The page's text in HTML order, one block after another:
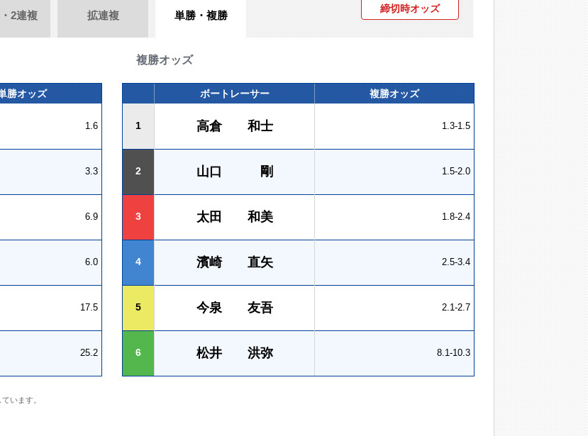
2連複 拡連複 単勝・複勝
締切時オッズ
勝オッズ
1.6
3.3
6.9
6.0
17.5
25.2
複勝オッズ
ボートレーサー 複勝オッズ
1 高倉 和士 1.3-1.5
2 山口 剛 1.5-2.0
3 太田 和美 1.8-2.4
4 濱崎 直矢 2.5-3.4
5 今泉 友吾 2.1-2.7
6 松井 洪弥 8.1-10.3
います。